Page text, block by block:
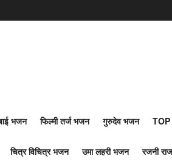
भजन फिल्मी तर्ज भजन गुरुदेव भजन
चित्र विचित्र भजन उमा लहरी भजन रजनी